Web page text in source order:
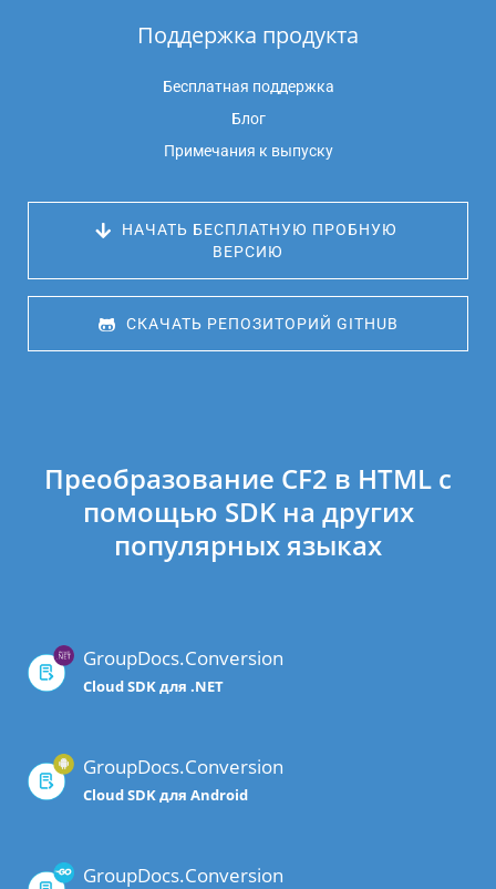
Поддержка продукта
Бесплатная поддержка
Блог
Примечания к выпуску
НАЧАТЬ БЕСПЛАТНУЮ ПРОБНУЮ
ВЕРСИЮ
СКАЧАТЬ РЕПОЗИТОРИЙ GITHUB
Преобразование CF2 в HTML с
помощью SDK на других
популярных языках
GroupDocs.Conversion
Cloud SDK для .NET
GroupDocs.Conversion
Cloud SDK для Android
GroupDocs.Conversion